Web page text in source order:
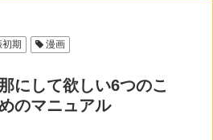
初期 漫画
にして欲しい6つのこ
のマニュアル